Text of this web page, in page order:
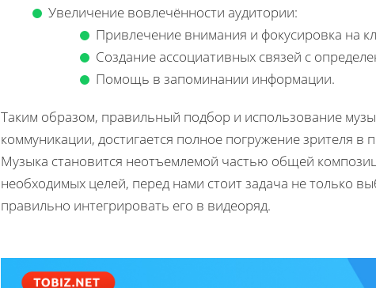
Увеличение вовлечённости аудитории:
Привлечение внимания и фокусировка на
Создание ассоциативных связей с
Помощь в запоминании информации.
Таким образом, правильный подбор и использование
коммуникации, достигается полное погружение зрителя
Музыка становится неотъемлемой частью общей
необходимых целей, перед нами стоит задача не только
правильно интегрировать его в видеоряд.